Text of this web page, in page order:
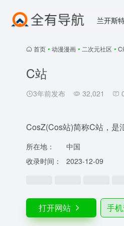
兰开斯
首页 • 动漫漫画 • 二次元社区 • C
C站
3年前发布 32,021
CosZ(Cos站)简称C站，是
所在地：
中国
收录时间：
2023-12-09
打开网站 手